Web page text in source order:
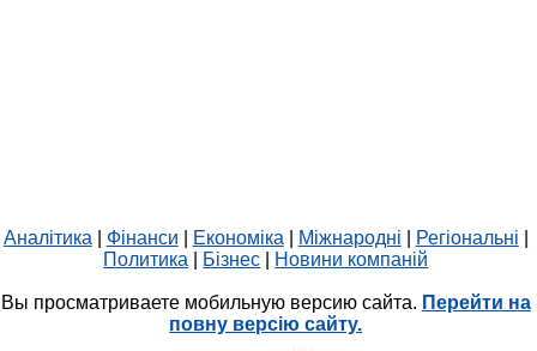
Аналітика Фінанси Економіка Міжнародні Регіональні
Политика
Бізнес Новини компаній
Вы просматриваете мобильную версию сайта. Перейти на
повну версію сайту.